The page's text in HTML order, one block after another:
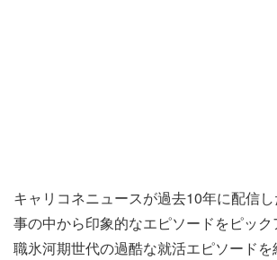
キャリコネニュースが過去10年に配信
事の中から印象的なエピソードをピッ
職氷河期世代の過酷な就活エピソード